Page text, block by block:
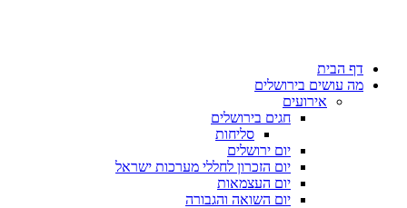
דף הבית
מה עושים בירושלים
אירועים
חגים בירושלים
סליחות
יום ירושלים
יום הזכרון לחללי מערכות ישראל
יום העצמאות
יום השואה והגבורה